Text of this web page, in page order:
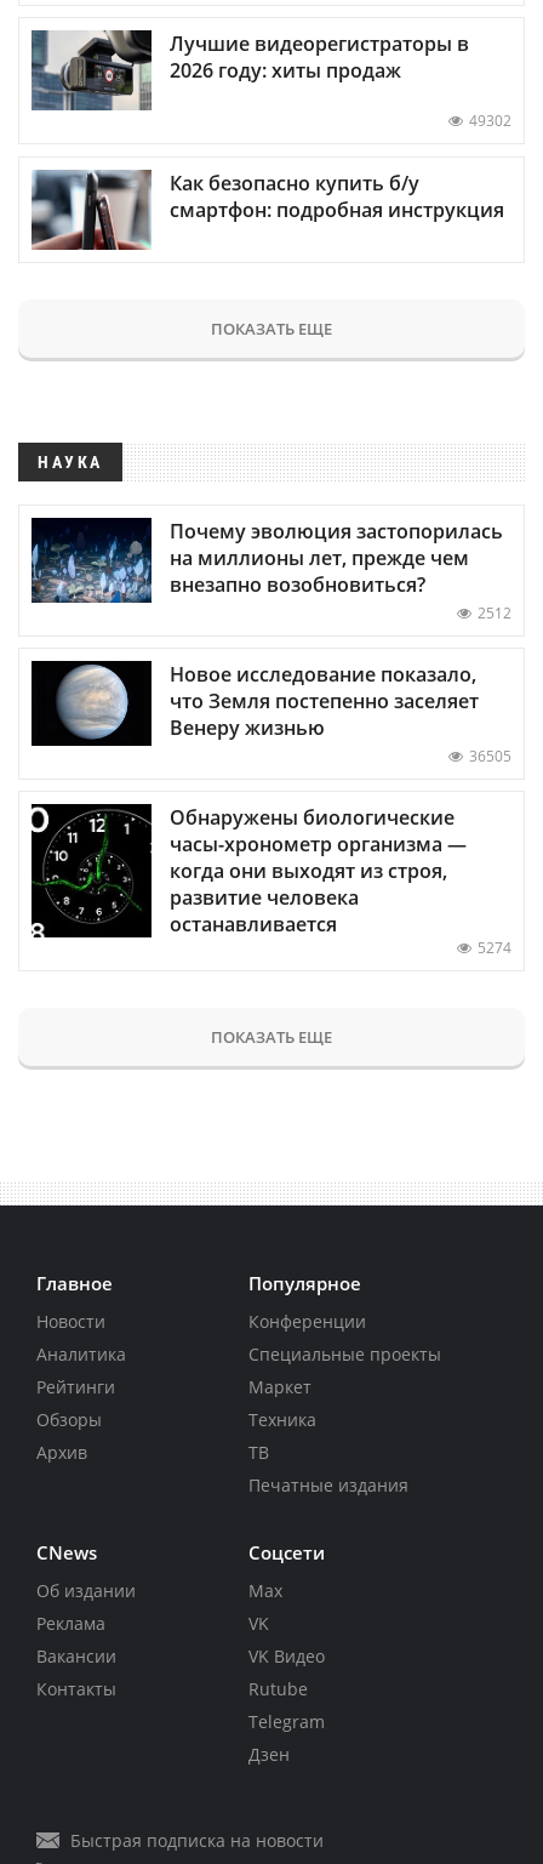
Лучшие видеорегистраторы в
2026 году: хиты продаж
49302
Как безопасно купить б/у
смартфон: подробная инструкция
ПОКАЗАТЬ ЕЩЕ
НАУКА
Почему эволюция застопорилась
на миллионы лет, прежде чем
внезапно возобновиться?
2512
Новое исследование показало,
что Земля постепенно заселяет
Венеру жизнью
36505
Обнаружены биологические
часы-хронометр организма —
когда они выходят из строя,
развитие человека
останавливается
5274
ПОКАЗАТЬ ЕЩЕ
Главное
Новости
Аналитика
Рейтинги
Обзоры
Архив
Популярное
Конференции
Специальные проекты
Маркет
Техника
ТВ
Печатные издания
CNews
Об издании
Реклама
Вакансии
Контакты
Соцсети
Max
VK
VK Видео
Rutube
Telegram
Дзен
Быстрая подписка на новости